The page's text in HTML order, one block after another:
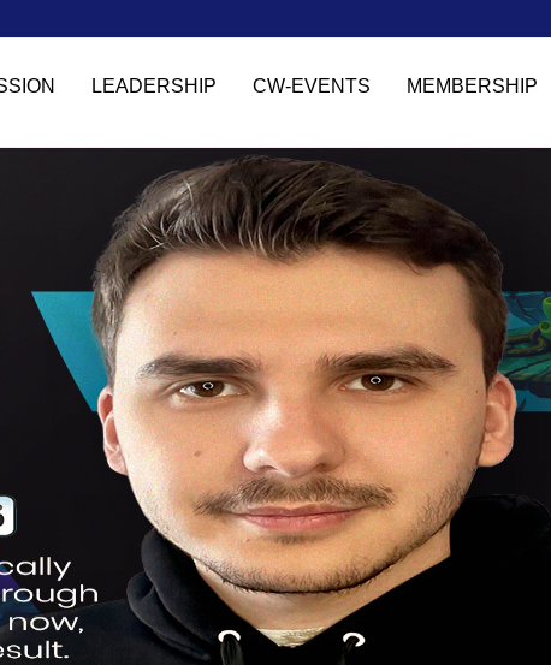
LEADERSHIP CW-EVENTS MEMBERSHIP